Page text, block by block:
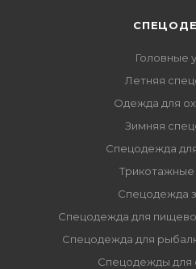
Головные
Летняя
Одежда для
Зимняя
Спецодежда
Трикотажные
Спецодежда
Спецодежда для
Спецодежда для
Спецодежды для